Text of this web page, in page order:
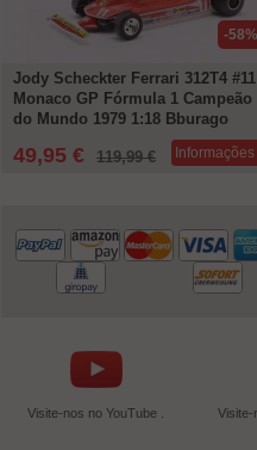
-58%
Jody Scheckter Ferrari 312T4 #11
Monaco GP Fórmula 1 Campeão
do Mundo 1979 1:18 Bburago
49,95 € 119,99 € Informações
Visite-nos no YouTube . Visite-